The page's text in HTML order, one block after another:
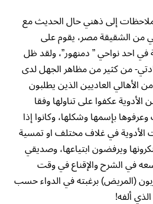
إلى ذهني حال الحديث مع
من الشقيقة مصر، يقوم على
في احد نواحي ” دمنهور”، ولقد ظل
من كثير من مظاهر الجهل لدى
الأهالي العاديين الذين يطلبون
عكفوا على تناولها وفقا
بإسمها وشكلها، وكانوا إذا
في غلاف مختلف او تمسية
ويرفضون ابتياعها، وصديقي
في الشرح والإقناع في وقت
(المريض) برغبته في الدواء حسب
ألفه!